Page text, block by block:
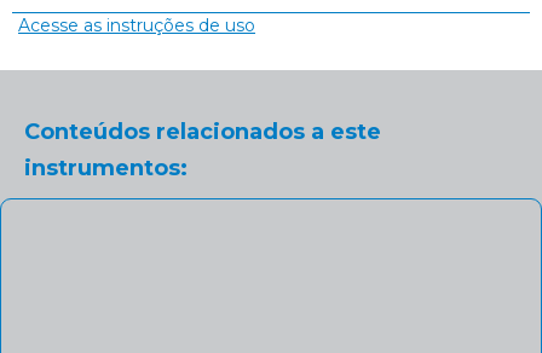
Acesse as instruções de uso
Conteúdos relacionados a este
instrumentos: